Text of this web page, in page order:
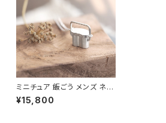
ミニチュア 飯ごう メンズ ネッ
クレス シルバー925
¥15,800